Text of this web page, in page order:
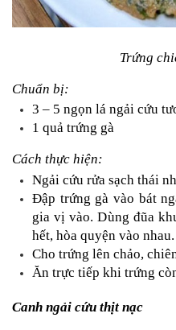
Trứng
Chuẩn bị:
3 – 5 ngọn lá ngải cứu
1 quả trứng gà
Cách thực hiện:
Ngải cứu rửa sạch thái
Đập trứng gà vào bát
gia vị vào. Dùng đũa
hết, hòa quyện vào nhau.
Cho trứng lên chảo,
Ăn trực tiếp khi trứng
Canh ngải cứu thịt nạc